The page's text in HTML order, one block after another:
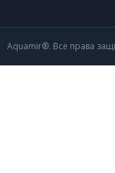
Aquamir®. Все права